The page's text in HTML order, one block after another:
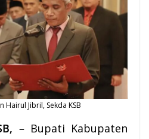
Hairul Jibril, Sekda KSB
–Bupati Kabupaten